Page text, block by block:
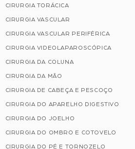
CIRURGIA TORÁCICA
CIRURGIA VASCULAR
CIRURGIA VASCULAR PERIFÉRICA
CIRURGIA VIDEOLAPAROSCÓPICA
CIRURGIA DA COLUNA
CIRURGIA DA MÃO
CIRURGIA DE CABEÇA E PESCOÇO
CIRURGIA DO APARELHO DIGESTIVO
CIRURGIA DO JOELHO
CIRURGIA DO OMBRO E COTOVELO
CIRURGIA DO PÉ E TORNOZELO